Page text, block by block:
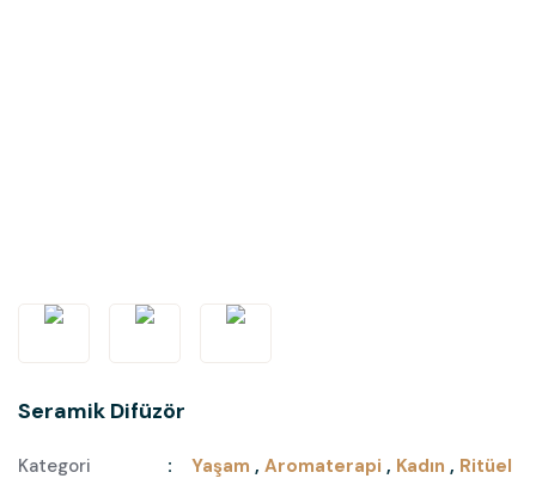
Seramik Difüzör
Kategori Yaşam ,Aromaterapi , Kadın , Ritüel